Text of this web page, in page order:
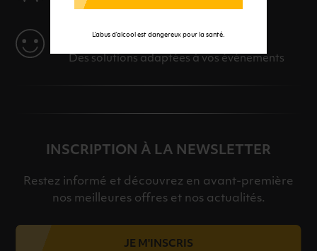
L’abus d’alcool est dangereux pour la santé.
SERVICE
Des solutions adaptées à vos événements
INSCRIPTION À LA NEWSLETTER
Restez informé et découvrez en avant-première
nos meilleures offres et nos actualités.
JE M'INSCRIS